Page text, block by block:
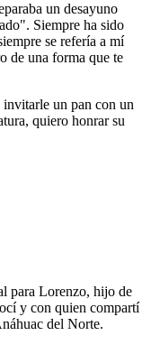
un desayuno
Siempre ha sido
se refería a mí
de una forma que te
invitarle un pan con un
quiero honrar su
para Lorenzo, hijo de
y con quien compartí
del Norte.